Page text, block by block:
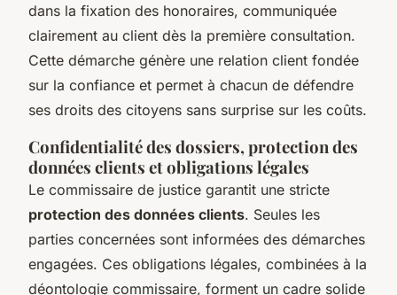
dans la fixation des honoraires, communiquée
clairement au client dès la première consultation.
Cette démarche génère une relation client fondée
sur la confiance et permet à chacun de défendre
ses droits des citoyens sans surprise sur les coûts.
Confidentialité des dossiers, protection des
données clients et obligations légales
Le commissaire de justice garantit une stricte
protection des données clients. Seules les
parties concernées sont informées des démarches
engagées. Ces obligations légales, combinées à la
déontologie commissaire, forment un cadre solide